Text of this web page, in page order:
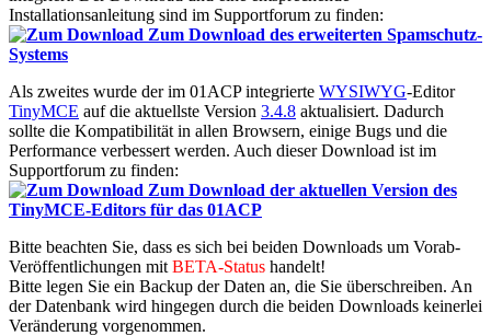
Installationsanleitung sind im Supportforum zu finden:
Zum Download des erweiterten Spamschutz-
Systems
Als zweites wurde der im 01ACP integrierte WYSIWYG-Editor
TinyMCE auf die aktuellste Version 3.4.8 aktualisiert. Dadurch
sollte die Kompatibilität in allen Browsern, einige Bugs und die
Performance verbessert werden. Auch dieser Download ist im
Supportforum zu finden:
Zum Download der aktuellen Version des
TinyMCE-Editors für das 01ACP
Bitte beachten Sie, dass es sich bei beiden Downloads um Vorab-
Veröffentlichungen mit BETA-Status handelt!
Bitte legen Sie ein Backup der Daten an, die Sie überschreiben. An
der Datenbank wird hingegen durch die beiden Downloads keinerlei
Veränderung vorgenommen.